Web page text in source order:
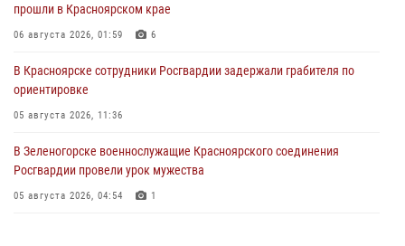
прошли в Красноярском крае
06 августа 2026, 01:59 6
В Красноярске сотрудники Росгвардии задержали грабителя по
ориентировке
05 августа 2026, 11:36
В Зеленогорске военнослужащие Красноярского соединения
Росгвардии провели урок мужества
05 августа 2026, 04:54 1